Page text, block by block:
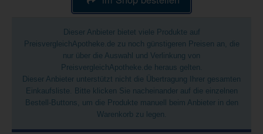
Dieser Anbieter bietet viele Produkte auf
PreisvergleichApotheke.de zu noch günstigeren Preisen an, die
nur über die Auswahl und Verlinkung von
PreisvergleichApotheke.de heraus gelten.
Dieser Anbieter unterstützt nicht die Übertragung Ihrer gesamten
Einkaufsliste. Bitte klicken Sie nacheinander auf die einzelnen
Bestell-Buttons, um die Produkte manuell beim Anbieter in den
Warenkorb zu legen.